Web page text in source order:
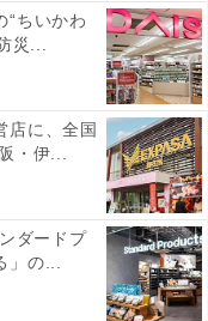
“ちいかわ
災...
店に、全国
・伊...
ダードプ
」の...